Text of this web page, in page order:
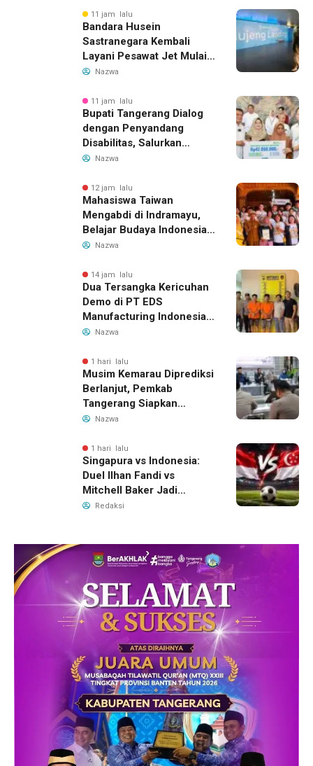
11 jam lalu
Bandara Husein
Sastranegara Kembali
Layani Pesawat Jet Mulai
14 Agustus 2026, Garuda
Bandung-Denpasar
Nazwa
11 jam lalu
Bupati Tangerang Dialog
dengan Penyandang
Disabilitas, Salurkan
Bantuan dan Tampung
Nazwa
12 jam lalu
Mahasiswa Taiwan
Mengabdi di Indramayu,
Belajar Budaya Indonesia
dan Edukasi Pekerja
Nazwa
14 jam lalu
Dua Tersangka Kericuhan
Demo di PT EDS
Manufacturing Indonesia
Ditahan, Polda Banten
Pengelolaan Limbah
Nazwa
1 hari lalu
Musim Kemarau Diprediksi
Berlanjut, Pemkab
Tangerang Siapkan
Langkah Antisipasi Krisis
Nazwa
1 hari lalu
Singapura vs Indonesia:
Duel Ilhan Fandi vs
Mitchell Baker Jadi
Sorotan di Piala AFF 2026
Redaksi